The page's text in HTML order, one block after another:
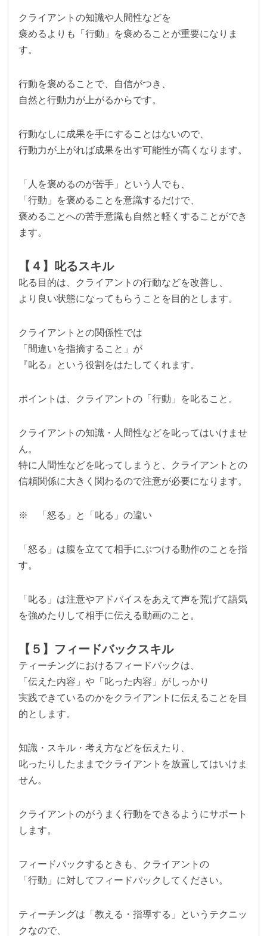
クライアントの知識や人間性などを
褒めるよりも「行動」を褒めることが重要になりま
す。
行動を褒めることで、自信がつき、
自然と行動力が上がるからです。
行動なしに成果を手にすることはないので、
行動力が上がれば成果を出す可能性が高くなります。
「人を褒めるのが苦手」という人でも、
「行動」を褒めることを意識するだけで、
褒めることへの苦手意識も自然と軽くすることができ
ます。
【４】叱るスキル
叱る目的は、クライアントの行動などを改善し、
より良い状態になってもらうことを目的とします。
クライアントとの関係性では
「間違いを指摘すること」が
『叱る』という役割をはたしてくれます。
ポイントは、クライアントの「行動」を叱ること。
クライアントの知識・人間性などを叱ってはいけませ
ん。
特に人間性などを叱ってしまうと、クライアントとの
信頼関係に大きく関わるので注意が必要になります。
※ 「怒る」と「叱る」の違い
「怒る」は腹を立てて相手にぶつける動作のことを指
す。
「叱る」は注意やアドバイスをあえて声を荒げて語気
を強めたりして相手に伝える動画のこと。
【５】フィードバックスキル
ティーチングにおけるフィードバックは、
「伝えた内容」や「叱った内容」がしっかり
実践できているのかをクライアントに伝えることを目
的とします。
知識・スキル・考え方などを伝えたり、
叱ったりしたままでクライアントを放置してはいけま
せん。
クライアントのがうまく行動をできるようにサポート
します。
フィードバックするときも、クライアントの
「行動」に対してフィードバックしてください。
ティーチングは「教える・指導する」というテクニッ
クなので、